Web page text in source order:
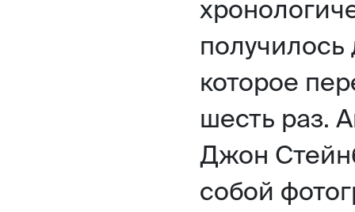
получилось
которое
шесть раз.
Джон
собой